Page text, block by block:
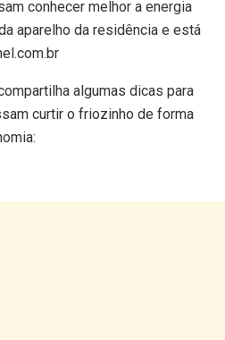
conhecer melhor a energia
aparelho da residência e está
algumas dicas para
curtir o friozinho de forma